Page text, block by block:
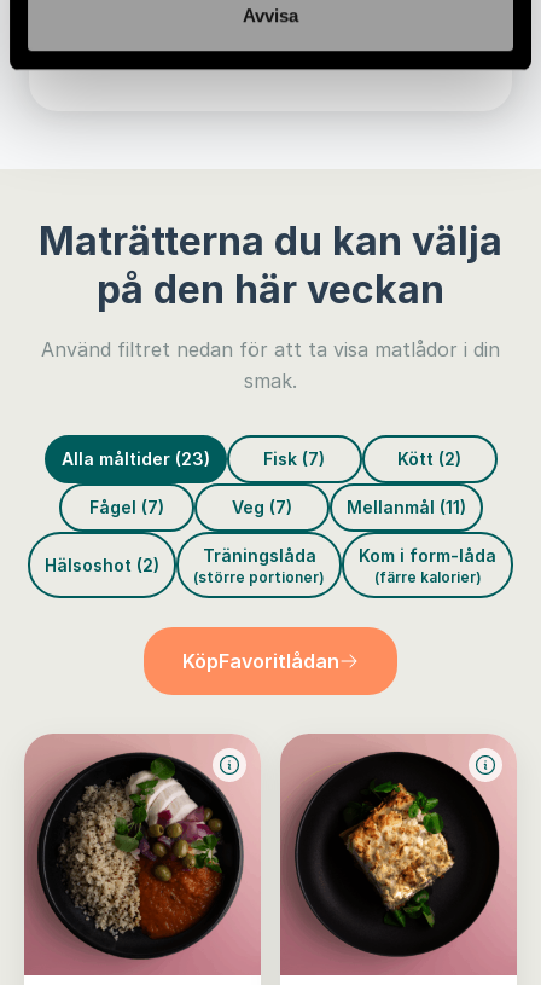
Avvisa
Pris:37kr/portion
Maträtterna du kan välja
på den här veckan
Använd filtret nedan för att ta visa matlådor i din
smak.
Alla måltider (23) Fisk (7) Kött (2)
Fågel (7) Veg (7) Mellanmål (11)
Hälsoshot (2) Träningslåda
(större portioner)
Kom i form-låda
(färre kalorier)
KöpFavoritlådan